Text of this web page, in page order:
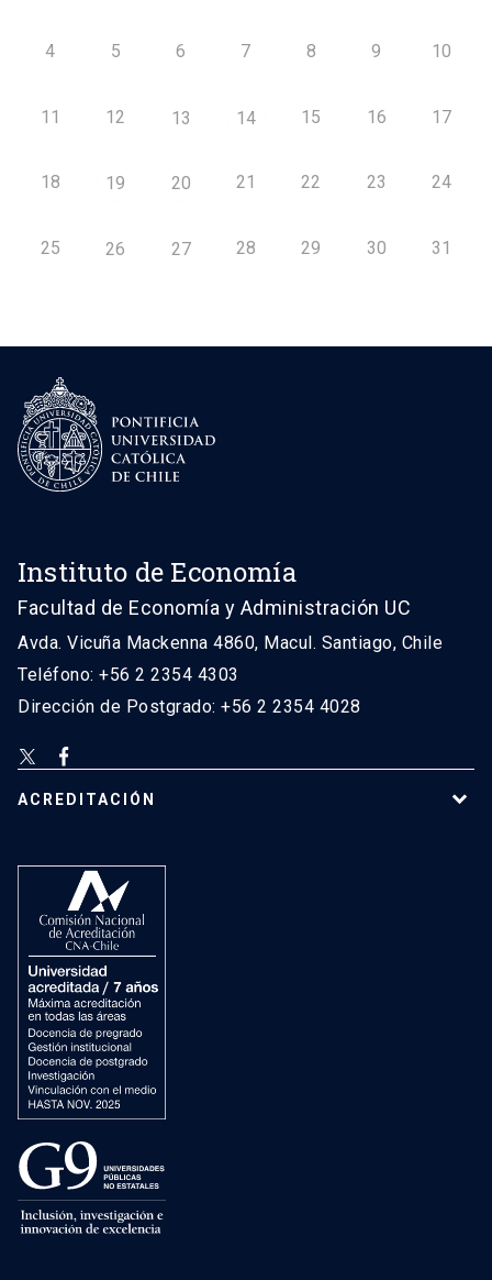
4 5 6 7 8 9 10
11 12 13 14 15 16 17
18 19 20 21 22 23 24
25 26 27 28 29 30 31
Instituto de Economía
Facultad de Economía y Administración UC
Avda. Vicuña Mackenna 4860, Macul. Santiago, Chile
Teléfono: +56 2 2354 4303
Dirección de Postgrado: +56 2 2354 4028
ACREDITACIÓN